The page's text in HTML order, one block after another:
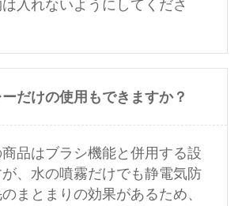
入れないようにしてくださ
だけの使用もできますか？
品はブラシ機能と併用する設
、水の噴霧だけでも静電気防
まとまりの効果があるため、